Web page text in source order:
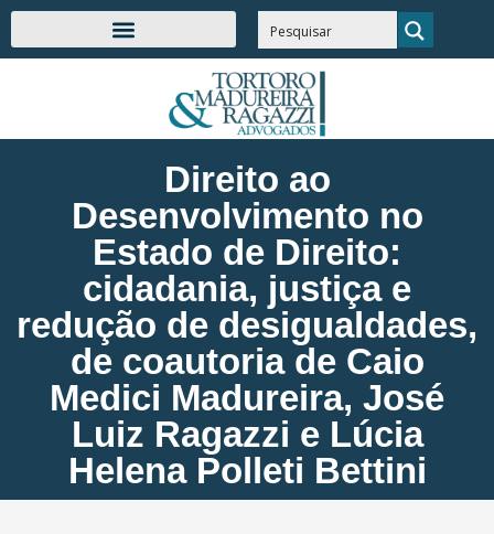
Direito ao
Desenvolvimento no
Estado de Direito:
cidadania, justiça e
redução de desigualdades,
de coautoria de Caio
Medici Madureira, José
Luiz Ragazzi e Lúcia
Helena Polleti Bettini